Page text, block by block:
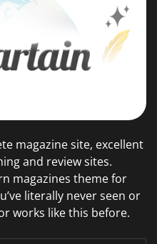
magazine site, excellent
and review sites.
magazines theme for
literally never seen or
works like this before.